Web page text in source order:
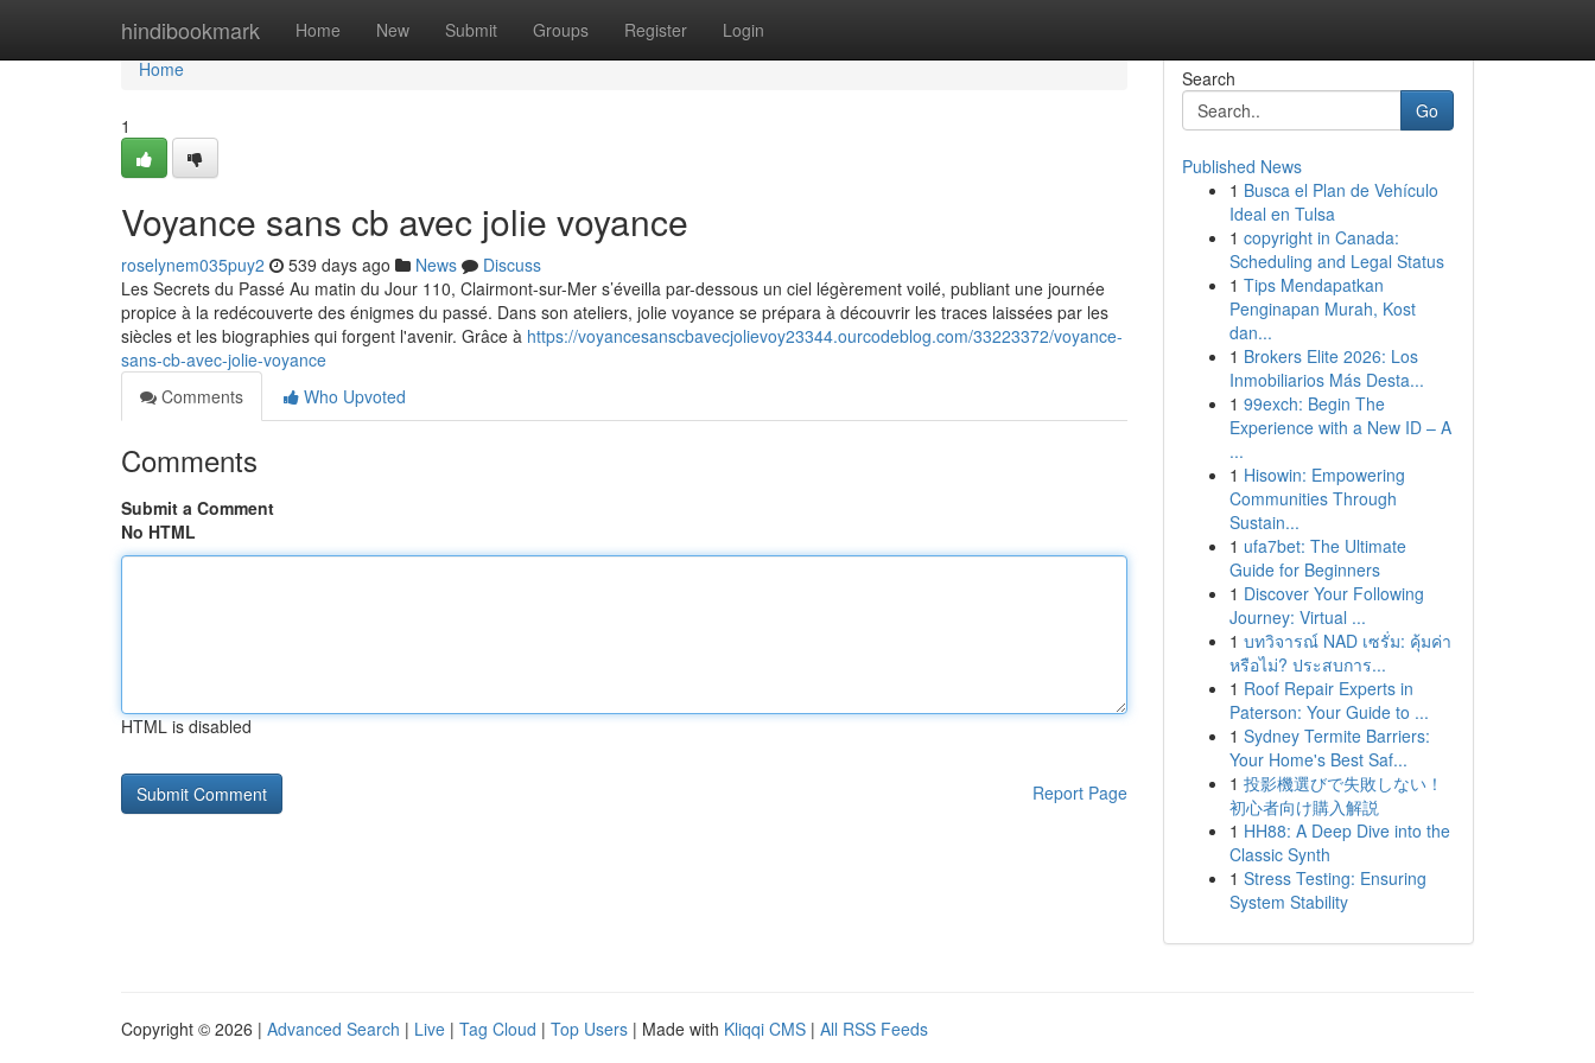
hindibookmark Home New Submit Groups Register Login
Home
Home
1
Voyance sans cb avec jolie voyance
roselynem035puy2 539 days ago News
Discuss
Les Secrets du Passé Au matin du Jour 110, Clairmont-sur-Mer s’éveilla par-dessous un ciel légèrement voilé, publiant une journée
propice à la redécouverte des énigmes du passé. Dans son ateliers, jolie voyance se prépara à découvrir les traces laissées par les
siècles et les biographies qui forgent l'avenir. Grâce à https://voyancesanscbavecjolievoy23344.ourcodeblog.com/33223372/voyance-
sans-cb-avec-jolie-voyance
Comments
Who Upvoted
Comments
Submit a Comment
No HTML
HTML is disabled
Report Page
Search
Go
Published News
1 Busca el Plan de Vehículo
Ideal en Tulsa
1 copyright in Canada:
Scheduling and Legal Status
1 Tips Mendapatkan
Penginapan Murah, Kost
dan...
1 Brokers Elite 2026: Los
Inmobiliarios Más Desta...
1 99exch: Begin The
Experience with a New ID – A
...
1 Hisowin: Empowering
Communities Through
Sustain...
1 ufa7bet: The Ultimate
Guide for Beginners
1 Discover Your Following
Journey: Virtual ...
1 บทวิจารณ์ NAD เซรั่ม: คุ้มค่า
หรือไม่? ประสบการ...
1 Roof Repair Experts in
Paterson: Your Guide to ...
1 Sydney Termite Barriers:
Your Home's Best Saf...
1 投影機選びで失敗しない！
初心者向け購入解説
1 HH88: A Deep Dive into the
Classic Synth
1 Stress Testing: Ensuring
System Stability
Copyright © 2026 | Advanced Search | Live | Tag Cloud | Top Users | Made with Kliqqi CMS | All RSS Feeds